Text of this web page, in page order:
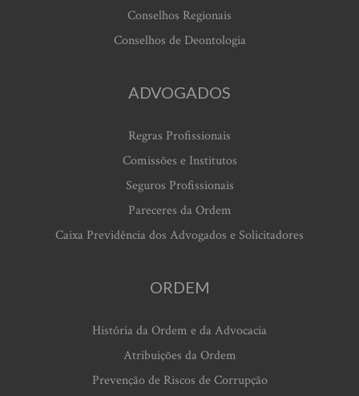
Conselhos Regionais
Conselhos de Deontologia
ADVOGADOS
Regras Profissionais
Comissões e Institutos
Seguros Profissionais
Pareceres da Ordem
Caixa Previdência dos Advogados e Solicitadores
ORDEM
História da Ordem e da Advocacia
Atribuições da Ordem
Prevenção de Riscos de Corrupção